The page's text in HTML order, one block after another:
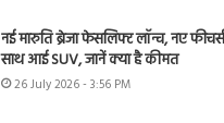
नई मारुति ब्रेजा फेसलिफ्ट लॉन्च, नए
साथ आई SUV, जानें क्या है कीमत
26 July 2026 - 3:56 PM